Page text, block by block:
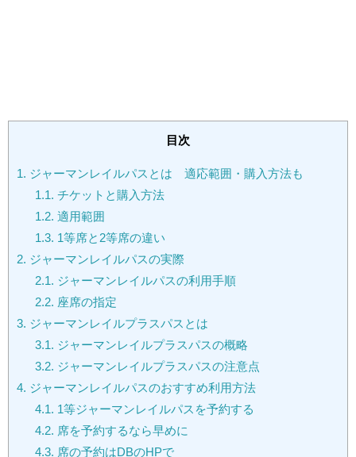
目次
1. ジャーマンレイルパスとは 適応範囲・購入方法も
1.1. チケットと購入方法
1.2. 適用範囲
1.3. 1等席と2等席の違い
2. ジャーマンレイルパスの実際
2.1. ジャーマンレイルパスの利用手順
2.2. 座席の指定
3. ジャーマンレイルプラスパスとは
3.1. ジャーマンレイルプラスパスの概略
3.2. ジャーマンレイルプラスパスの注意点
4. ジャーマンレイルパスのおすすめ利用方法
4.1. 1等ジャーマンレイルパスを予約する
4.2. 席を予約するなら早めに
4.3. 席の予約はDBのHPで